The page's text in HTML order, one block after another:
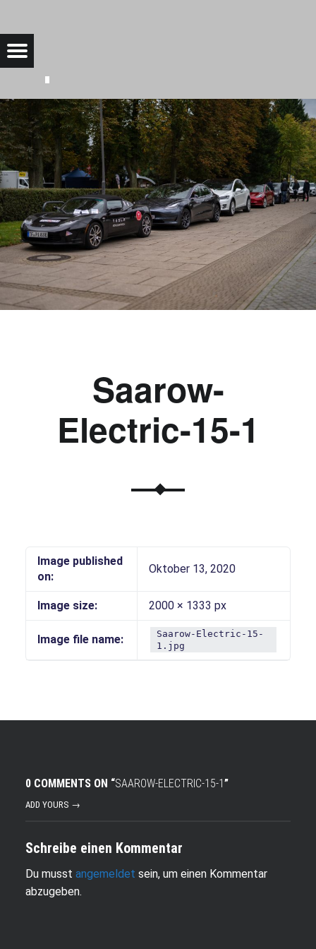
Menu
Saarow-
Electric-15-1
Image published
on:
Oktober 13, 2020
Image size: 2000 × 1333 px
Image file name:
Saarow-Electric-15-
1.jpg
0 COMMENTS ON “SAAROW-ELECTRIC-15-1”
ADD YOURS →
Schreibe einen Kommentar
Du musst angemeldet sein, um einen Kommentar
abzugeben.